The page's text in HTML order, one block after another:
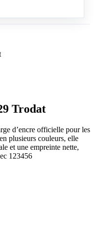
Trodat
d’encre officielle pour les
plusieurs couleurs, elle
et une empreinte nette,
123456